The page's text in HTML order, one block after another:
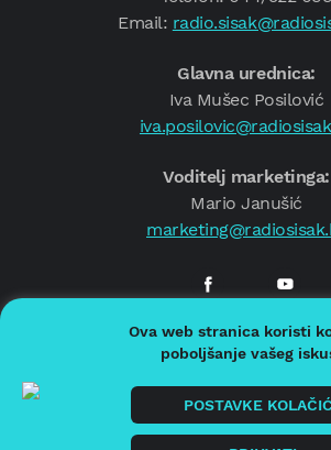
Email:
Glavna urednica:
Iva Mušec Posilović
Voditelj marketinga:
Mario Janušić
© 2026.Radio Sisak
Politika privatnosti
Politika kolačića
Impressum
Ova web stranica koristi
poboljšanje vašeg
POSTAVKE